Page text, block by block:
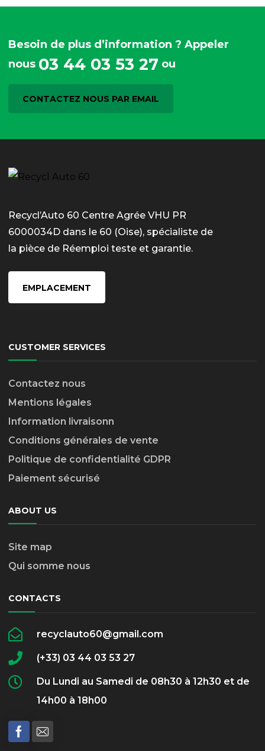
Besoin de plus d’information ? Appeler
nous 03 44 03 53 27 ou
CONTACTEZ NOUS PAR EMAIL
Recycl’Auto 60 Centre Agrée VHU PR
6000034D dans le 60 (Oise), spécialiste de
la pièce de Réemploi teste et garantie.
EMPLACEMENT
CUSTOMER SERVICES
Contactez nous
Mentions légales
Information livraisonn
Conditions générales de vente
Politique de confidentialité GDPR
Paiement sécurisé
ABOUT US
Site map
Qui somme nous
CONTACTS
recyclauto60@gmail.com
(+33) 03 44 03 53 27
Du Lundi au Samedi de 08h30 à 12h30 et de
14h00 à 18h00